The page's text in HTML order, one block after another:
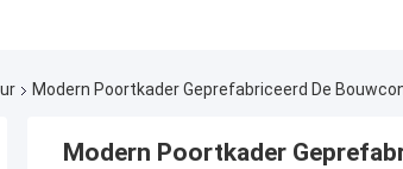
Modern Poortkader Geprefabriceerd De
Modern Poortkader